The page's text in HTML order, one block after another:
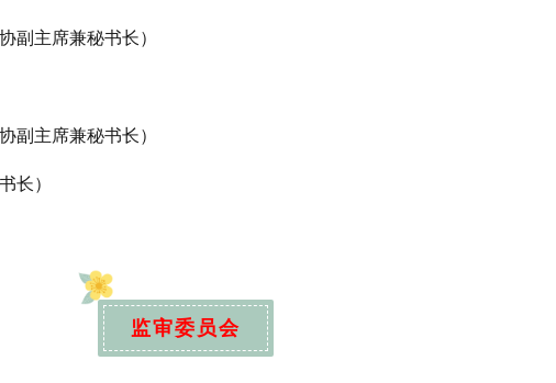
副主席兼秘书长）
副主席兼秘书长）
长）
监审委员会